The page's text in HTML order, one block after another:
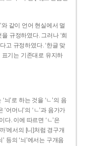
와 같이 언어 현실에서 멀
규정하였다. 그러나 ‘희
고 규정하였다. ‘한글 맞
표기는 기존대로 유지하
늬’로 하는 것을 ‘ㄴ’의 음
‘어머니’의 ‘ㄴ’과 음가가
다. 이에 따르면 ‘ㄴ’은
’에서의 [니]처럼 경구개
등의 ‘늬’에서는 구개음